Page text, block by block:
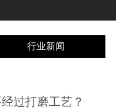
行业新闻
过打磨工艺？